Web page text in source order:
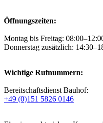
Öffnungszeiten:
Montag bis Freitag:
Donnerstag zusätzlich:
Wichtige Rufnummern:
Bereitschaftsdienst Bauhof:
+49 (0)151 5826 0146